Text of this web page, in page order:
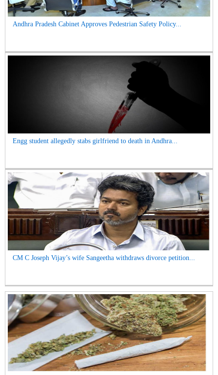
Andhra Pradesh Cabinet Approves Pedestrian Safety Policy...
Engg student allegedly stabs girlfriend to death in Andhra...
CM C Joseph Vijay’s wife Sangeetha withdraws divorce petition...